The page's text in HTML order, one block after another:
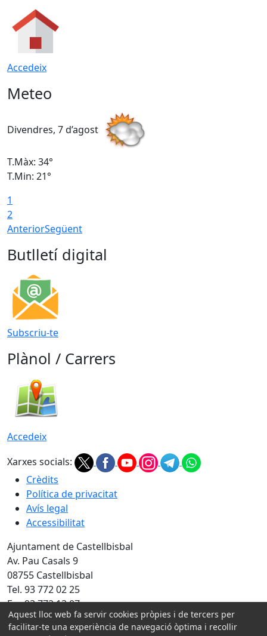
Accedeix
Meteo
Divendres, 7 d’agost
T.Màx: 34°
T.Min: 21°
1
2
AnteriorSegüent
Butlletí digital
Subscriu-te
Plànol / Carrers
Accedeix
Xarxes socials:
Crèdits
Política de privacitat
Avís legal
Accessibilitat
Ajuntament de Castellbisbal
Av. Pau Casals 9
08755 Castellbisbal
Tel. 93 772 02 25
Fax 93 772 13 07
Amb la col·laboració de:
Aquest lloc web fa servir cookies pròpies i de tercers per
facilitar-te una experiència de navegació òptima i recollir